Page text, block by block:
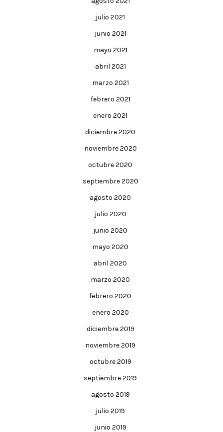
julio 2021
junio 2021
mayo 2021
abril 2021
marzo 2021
febrero 2021
enero 2021
diciembre 2020
noviembre 2020
octubre 2020
septiembre 2020
agosto 2020
julio 2020
junio 2020
mayo 2020
abril 2020
marzo 2020
febrero 2020
enero 2020
diciembre 2019
noviembre 2019
octubre 2019
septiembre 2019
agosto 2019
julio 2019
junio 2019